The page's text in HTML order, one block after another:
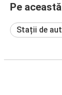
Pe
Stații de